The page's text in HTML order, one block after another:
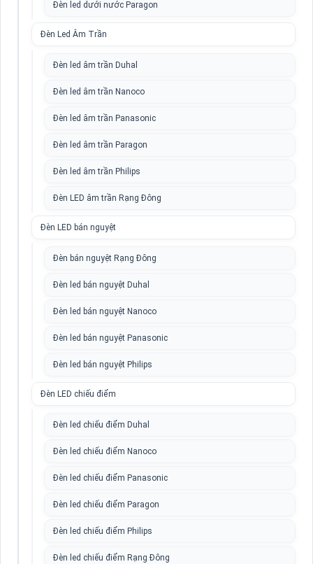
Đèn led dưới nước Paragon
Đèn Led Âm Trần
Đèn led âm trần Duhal
Đèn led âm trần Nanoco
Đèn led âm trần Panasonic
Đèn led âm trần Paragon
Đèn led âm trần Philips
Đèn LED âm trần Rạng Đông
Đèn LED bán nguyệt
Đèn bán nguyệt Rạng Đông
Đèn led bán nguyệt Duhal
Đèn led bán nguyệt Nanoco
Đèn led bán nguyệt Panasonic
Đèn led bán nguyệt Philips
Đèn LED chiếu điểm
Đèn led chiếu điểm Duhal
Đèn led chiếu điểm Nanoco
Đèn led chiếu điểm Panasonic
Đèn led chiếu điểm Paragon
Đèn led chiếu điểm Philips
Đèn led chiếu điểm Rạng Đông